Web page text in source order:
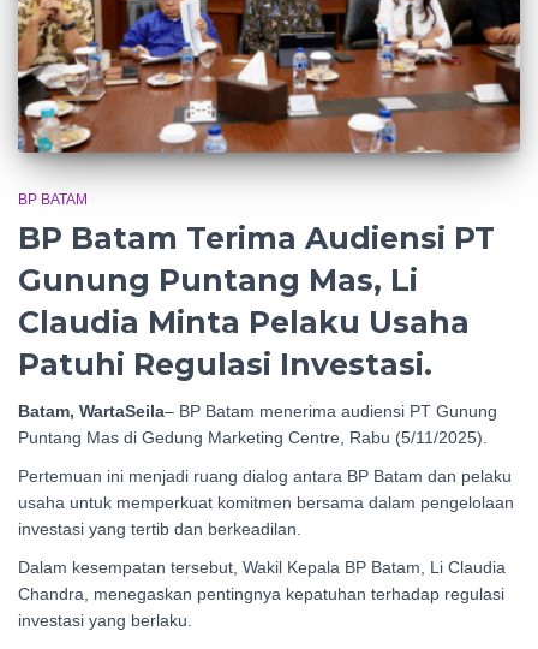
BP BATAM
BP Batam Terima Audiensi PT
Gunung Puntang Mas, Li
Claudia Minta Pelaku Usaha
Patuhi Regulasi Investasi.
Batam, WartaSeila– BP Batam menerima audiensi PT Gunung
Puntang Mas di Gedung Marketing Centre, Rabu (5/11/2025).
Pertemuan ini menjadi ruang dialog antara BP Batam dan pelaku
usaha untuk memperkuat komitmen bersama dalam pengelolaan
investasi yang tertib dan berkeadilan.
Dalam kesempatan tersebut, Wakil Kepala BP Batam, Li Claudia
Chandra, menegaskan pentingnya kepatuhan terhadap regulasi
investasi yang berlaku.